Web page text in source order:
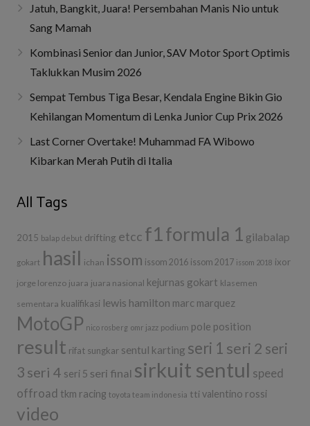
Jatuh, Bangkit, Juara! Persembahan Manis Nio untuk
Sang Mamah
Kombinasi Senior dan Junior, SAV Motor Sport Optimis
Taklukkan Musim 2026
Sempat Tembus Tiga Besar, Kendala Engine Bikin Gio
Kehilangan Momentum di Lenka Junior Cup Prix 2026
Last Corner Overtake! Muhammad FA Wibowo
Kibarkan Merah Putih di Italia
All Tags
2015 balap debut drifting etcc f1formula 1 gilabalap
gokart hasil ichan issom issom 2016 issom 2017 issom 2018 ixor
jorge lorenzo juara juara nasional kejurnas gokart klasemen
sementara kualifikasi lewis hamilton marc marquez
MotoGP nico rosberg omr jazz podium pole position
result rifat sungkar sentul karting seri 1 seri 2 seri
3 seri 4 seri 5 seri final sirkuit sentul speed
offroad tkm racing toyota team indonesia tti valentino rossi
video